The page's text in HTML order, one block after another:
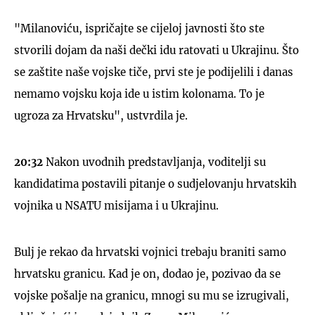
"Milanoviću, ispričajte se cijeloj javnosti što ste
stvorili dojam da naši dečki idu ratovati u Ukrajinu. Što
se zaštite naše vojske tiče, prvi ste je podijelili i danas
nemamo vojsku koja ide u istim kolonama. To je
ugroza za Hrvatsku", ustvrdila je.
20:32 Nakon uvodnih predstavljanja, voditelji su
kandidatima postavili pitanje o sudjelovanju hrvatskih
vojnika u NSATU misijama i u Ukrajinu.
Bulj je rekao da hrvatski vojnici trebaju braniti samo
hrvatsku granicu. Kad je on, dodao je, pozivao da se
vojske pošalje na granicu, mnogi su mu se izrugivali,